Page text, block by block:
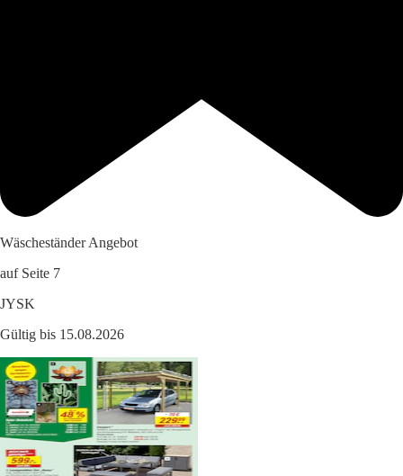
Wäscheständer Angebot
auf Seite 7
JYSK
Gültig bis 15.08.2026